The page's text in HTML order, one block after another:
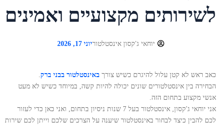
לשירותים מקצועיים ואמינים
יוחאי ג'קסון אינסטלטוריוני 17, 2026
כאב ראש לא קטן עלול להיגרם כשיש צורך באינסטלטור בבני ברק
הבחירה בין אינסטלטורים שונים יכולה להיות קשה, במיוחד כשיש לא מעט
אנשי מקצוע בתחום הזה.
אני יוחאי ג'קסון, אינסטלטור בעל 7 שנות ניסיון בתחום, ואני כאן כדי לעזור
לכם להבין כיצד לבחור באינסטלטור שיענה על הצרכים שלכם וייתן לכם שירות